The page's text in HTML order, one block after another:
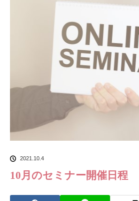
2021.10.4
10月のセミナー開催日程